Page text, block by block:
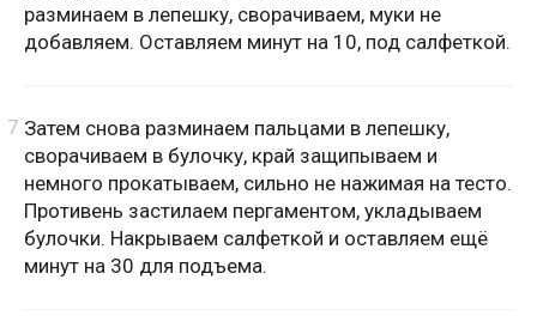
разминаем в лепешку, сворачиваем, муки не
добавляем. Оставляем минут на 10, под салфеткой.
Затем снова разминаем пальцами в лепешку,
сворачиваем в булочку, край защипываем и
немного прокатываем, сильно не нажимая на тесто.
Противень застилаем пергаментом, укладываем
булочки. Накрываем салфеткой и оставляем ещё
минут на 30 для подъема.